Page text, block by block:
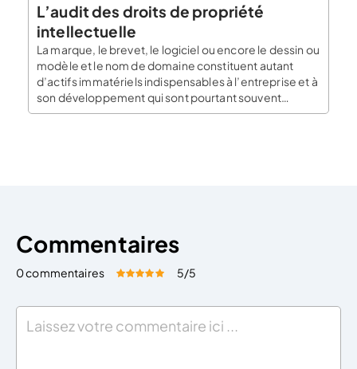
L’audit des droits de propriété
intellectuelle
La marque, le brevet, le logiciel ou encore le dessin ou
modèle et le nom de domaine constituent autant
d’actifs immatériels indispensables à l’entreprise et à
son développement qui sont pourtant souvent
négligés dans le cadre de cession ou de reprise d’une
Commentaires
0 commentaires Évaluez cet article:
5/5